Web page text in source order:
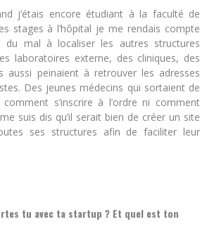
j’étais encore étudiant à la faculté de
stages à l’hôpital je me rendais compte
du mal à localiser les autres structures
laboratoires externe, des cliniques, des
aussi peinaient à retrouver les adresses
Des jeunes médecins qui sortaient de
s’inscrire à l’ordre ni comment
suis dis qu’il serait bien de créer un site
ses structures afin de faciliter leur
tu avec ta startup ? Et quel est ton